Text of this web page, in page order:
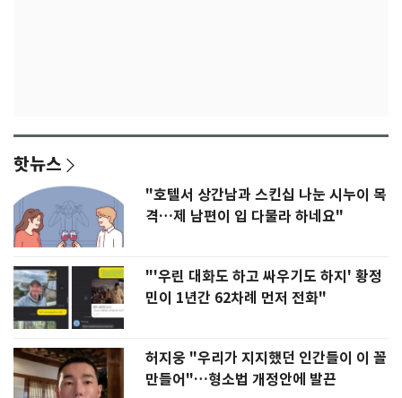
핫뉴스
"호텔서 상간남과 스킨십 나눈 시누이 목
격…제 남편이 입 다물라 하네요"
"'우린 대화도 하고 싸우기도 하지' 황정
민이 1년간 62차례 먼저 전화"
허지웅 "우리가 지지했던 인간들이 이 꼴
만들어"…형소법 개정안에 발끈